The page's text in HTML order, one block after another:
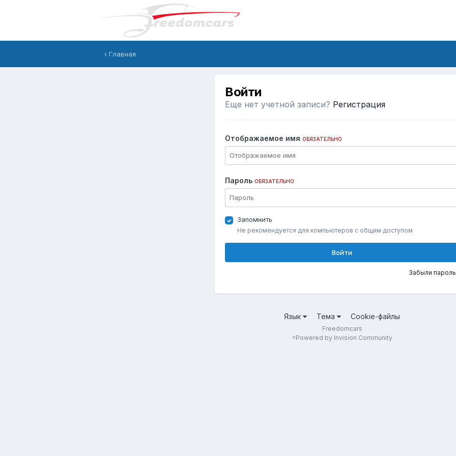
Главная
Войти
Еще нет учетной записи? Регистрация
Отображаемое имя ОБЯЗАТЕЛЬНО
Пароль ОБЯЗАТЕЛЬНО
Запомнить
Не рекомендуется для компьютеров с общим доступом
Войти
Забыли
Язык Тема Cookie-файлы
Freedomcars
=Powered by Invision Community